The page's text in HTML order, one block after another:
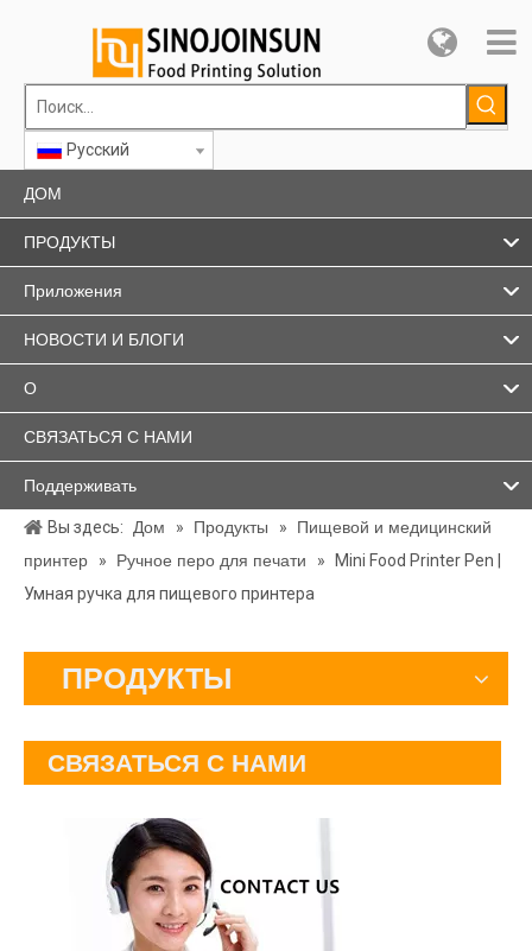
Pусский
ДОМ
ПРОДУКТЫ
Приложения
НОВОСТИ И БЛОГИ
О
СВЯЗАТЬСЯ С НАМИ
Поддерживать
Вы здесь: Дом » Продукты »
Пищевой и медицинский
принтер
» Ручное перо для печати »
Mini Food Printer Pen |
Умная ручка для пищевого принтера
ПРОДУКТЫ
СВЯЗАТЬСЯ С НАМИ